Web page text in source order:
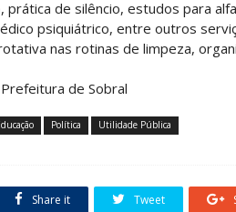
prática de silêncio, estudos para
psiquiátrico, entre outros
nas rotinas de limpeza,
de Sobral
Política Utilidade Pública
Share it Tweet